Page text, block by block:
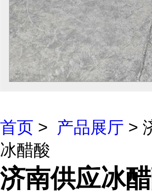
首页 > 产品展厅 >
冰醋酸
济南供应冰